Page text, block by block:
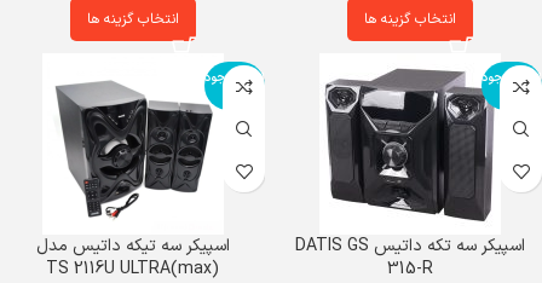
انتخاب گزینه ها انتخاب گزینه ها
اتمام موجود
ی
اسپیکر سه تکه داتیس DATIS GS
315-R
اتمام موجود
ی
اسپیکر سه تیکه داتیس مدل
(max)TS 2116U ULTRA